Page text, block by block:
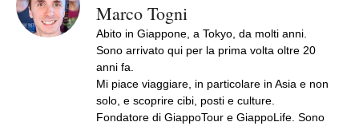
Marco Togni
Abito in Giappone, a Tokyo, da molti anni.
Sono arrivato qui per la prima volta oltre 20
anni fa.
Mi piace viaggiare, in particolare in Asia e non
solo, e scoprire cibi, posti e culture.
Fondatore di GiappoTour e GiappoLife. Sono